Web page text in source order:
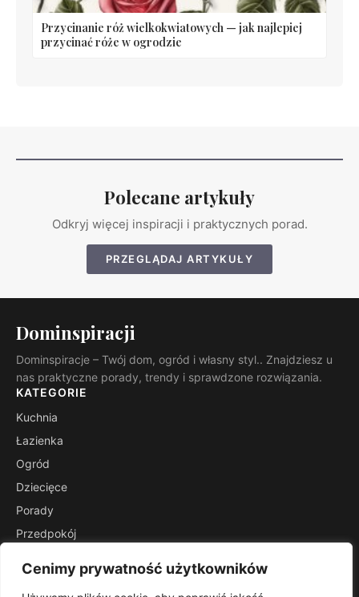
Cenimy prywatność użytkowników
Przycinanie róż wielkokwiatowych — jak najlepiej
przycinać róże w ogrodzie
Polecane artykuły
Odkryj więcej inspiracji i praktycznych porad.
PRZEGLĄDAJ ARTYKUŁY
Dominspiracji
Dominspiracje – Twój dom, ogród i własny styl.. Znajdziesz u
nas praktyczne porady, trendy i sprawdzone rozwiązania.
KATEGORIE
Kuchnia
Łazienka
Ogród
Dziecięce
Porady
Przedpokój